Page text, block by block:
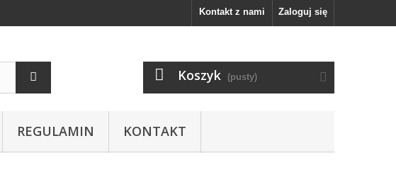
Zaloguj się
Kontakt z nami
Koszyk (pusty)
REGULAMIN KONTAKT